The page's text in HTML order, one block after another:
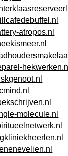
atropos.nl
hekwerken.nl
molecule.nl